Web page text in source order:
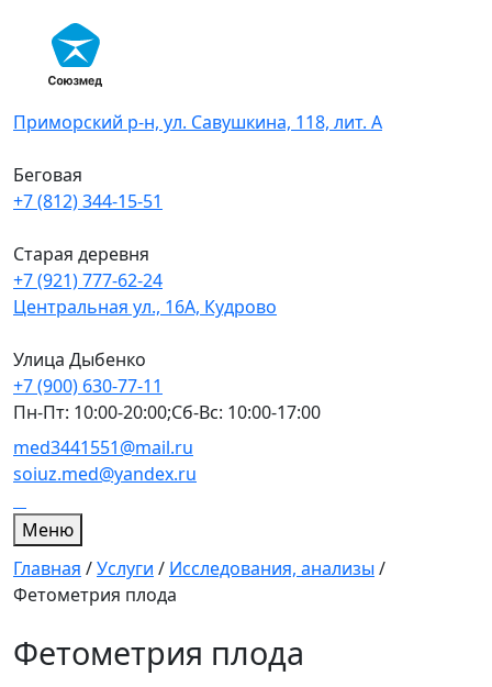
content
Приморский р-н, ул. Савушкина, 118, лит. А
Беговая
+7 (812) 344-15-51
Старая деревня
+7 (921) 777-62-24
Центральная ул., 16А, Кудрово
Улица Дыбенко
+7 (900) 630-77-11
Пн-Пт: 10:00-20:00;Сб-Вс: 10:00-17:00
med3441551@mail.ru
soiuz.med@yandex.ru
Меню
Главная /Услуги / Исследования, анализы /
Фетометрия плода
Фетометрия плода